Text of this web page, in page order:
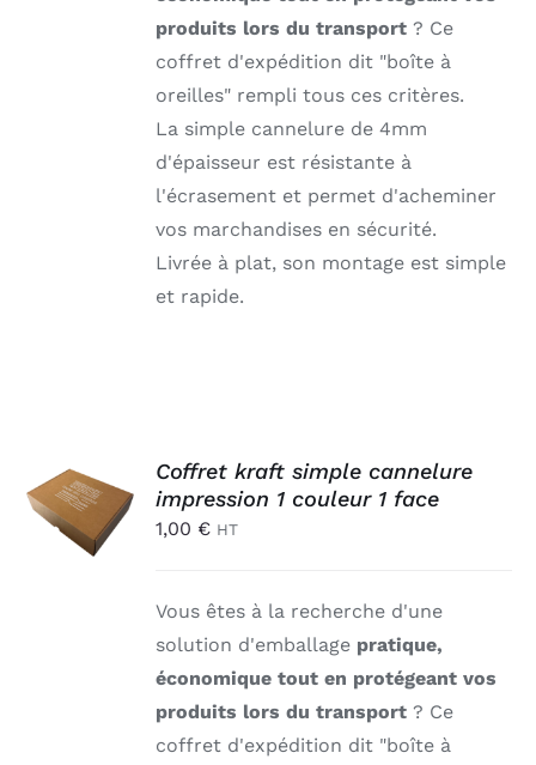
produits lors du transport ? Ce
coffret d'expédition dit "boîte à
oreilles" rempli tous ces critères.
La simple cannelure de 4mm
d'épaisseur est résistante à
l'écrasement et permet d'acheminer
vos marchandises en sécurité.
Livrée à plat, son montage est simple
et rapide.
AJOUTER
AU
PANIER
/
Coffret kraft simple cannelure
impression 1 couleur 1 face
1,00 € HT
Vous êtes à la recherche d'une
solution d'emballage pratique,
économique tout en protégeant vos
produits lors du transport ? Ce
coffret d'expédition dit "boîte à